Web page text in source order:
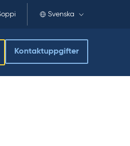
Svenska
Kontaktuppgifter